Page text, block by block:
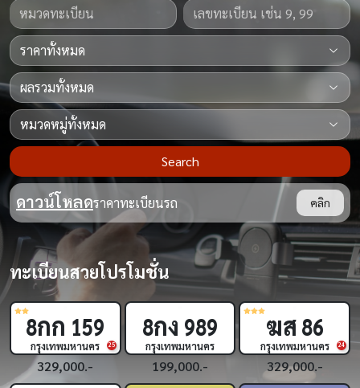
Search
ดาวน์โหลดราคาทะเบียนรถ คลิก
ทะเบียนสวยโปรโมชั่น
25
159
ทพมหานคร
8กง 989
กรุงเทพมหานคร
199,000.-
24
ฆส 86
กรุงเทพมหานคร
329,000.-
กรุงเท